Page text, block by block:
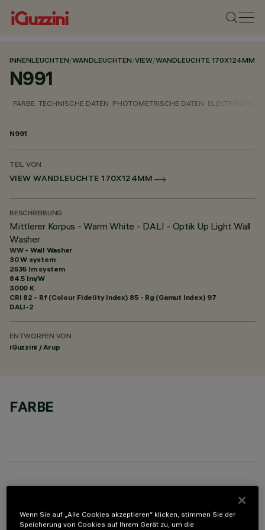
INNENLEUCHTEN/WANDLEUCHTEN/VIEW/WANDLEUCHTE 170X124MM
N991
FARBE TECHNISCHE DATEN PHOTOMETRISCHE DATEN ELEKTRISCHE
N991
TEIL VON
VIEW WANDLEUCHTE 170X124MM
BESCHREIBUNG
Mittlerer Korpus - Warm White - DALI - Optik Up Light Wall
Washer
WW - Wall Washer
30 W system
2535 lm system
84.5 lm/W
3000 K
CRI 82 - Rf (Colour Fidelity Index) 85 - Rg (Gamut Index) 97
DALI-2
ENTWORFEN VON
iGuzzini / Arup
FARBE
TECHNISCHE DATEN
Wenn Sie auf „Alle Cookies akzeptieren“ klicken, stimmen Sie der
Speicherung von Cookies auf Ihrem Gerät zu, um die